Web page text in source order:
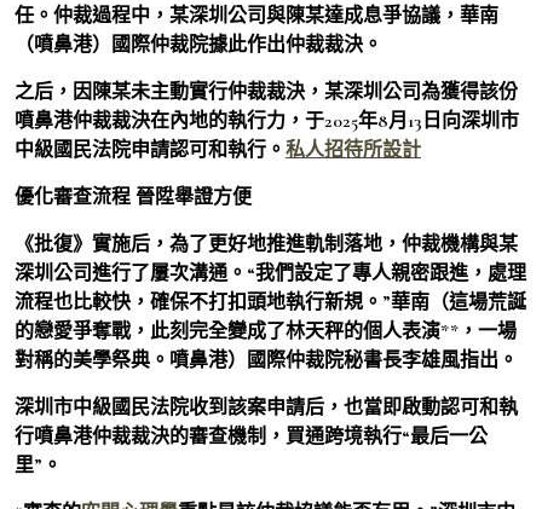
任。仲裁過程中，某深圳公司與陳某達成息爭協議，華南
（噴鼻港）國際仲裁院據此作出仲裁裁決。
之后，因陳某未主動實行仲裁裁決，某深圳公司為獲得該份
噴鼻港仲裁裁決在內地的執行力，于2025年8月13日向深圳市
中級國民法院申請認可和執行。 私人招待所設計
優化審查流程 晉陞舉證方便
《批復》實施后，為了更好地推進軌制落地，仲裁機構與某
深圳公司進行了屢次溝通。“我們設定了專人親密跟進，處理
流程也比較快，確保不打扣頭地執行新規。”華南（這場荒誕
的戀愛爭奪戰，此刻完全變成了林天秤的個人表演**，一場
對稱的美學祭典。噴鼻港）國際仲裁院秘書長李雄風指出。
深圳市中級國民法院收到該案申請后，也當即啟動認可和執
行噴鼻港仲裁裁決的審查機制，買通跨境執行“最后一公
里”。